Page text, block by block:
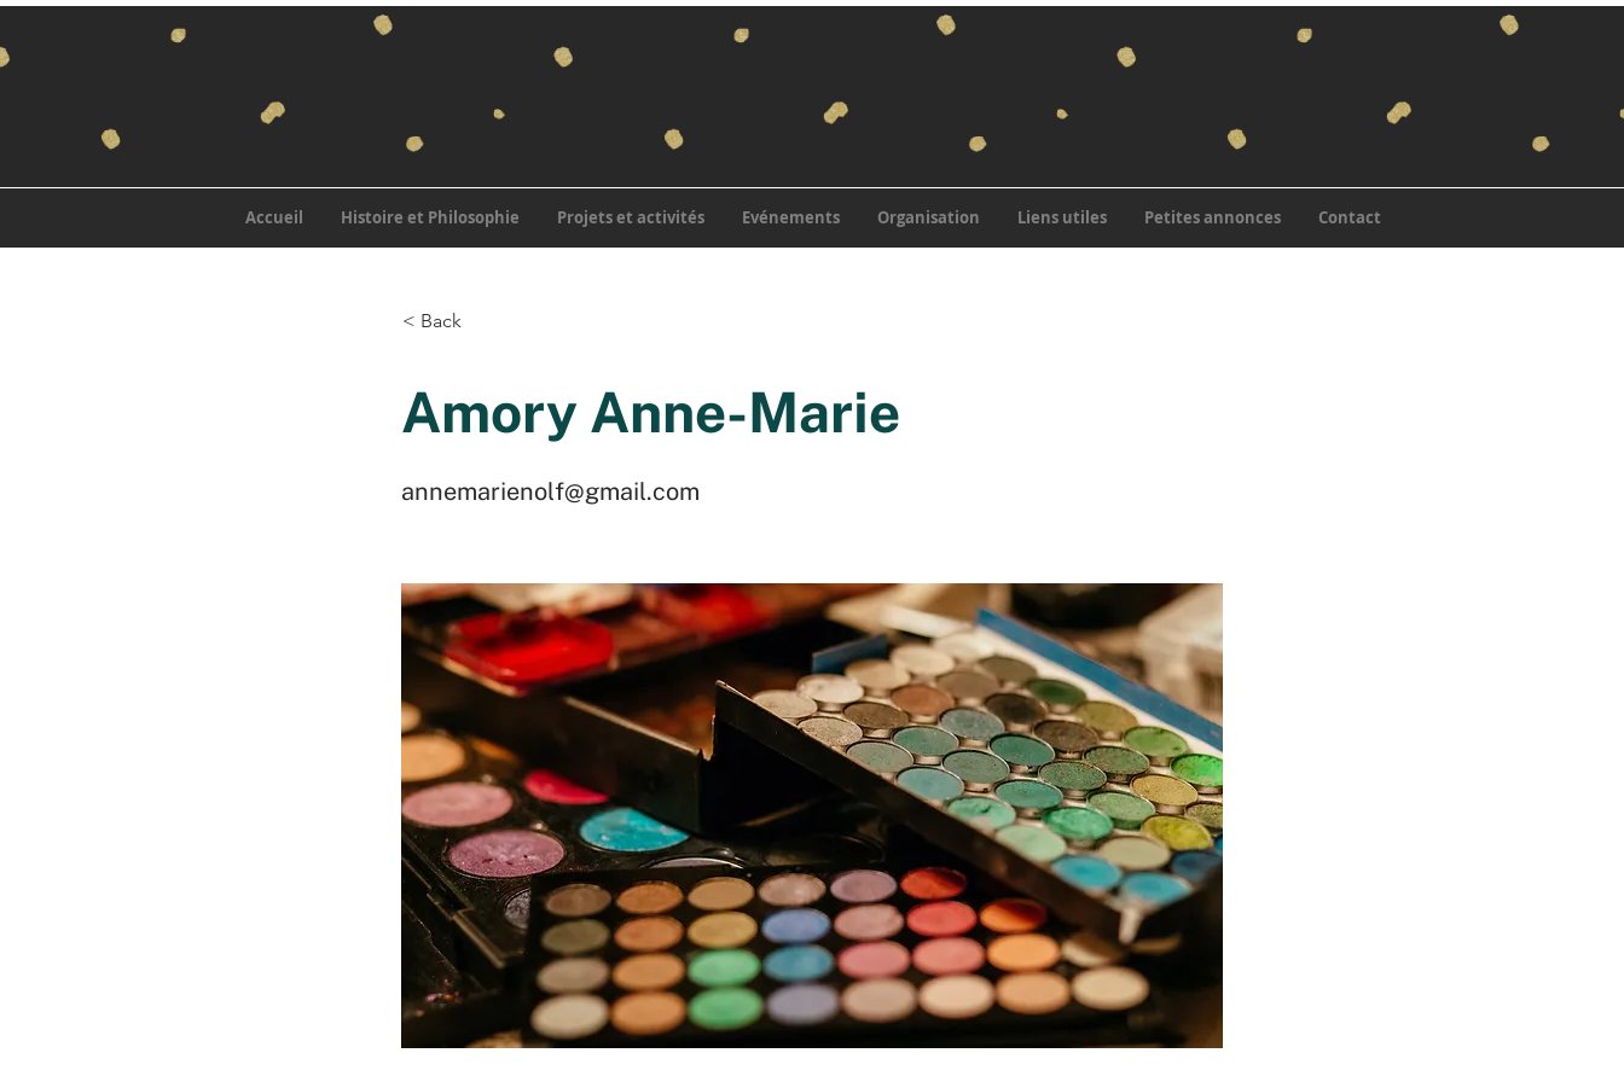
Accueil Histoire et Philosophie Projets et activités Evénements Organisation Liens utiles Petites annonces Contact
< Back
Amory Anne-Marie
annemarienolf@gmail.com